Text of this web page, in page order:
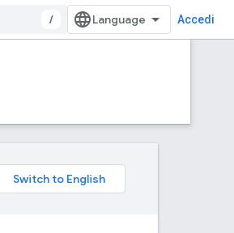
/ Accedi